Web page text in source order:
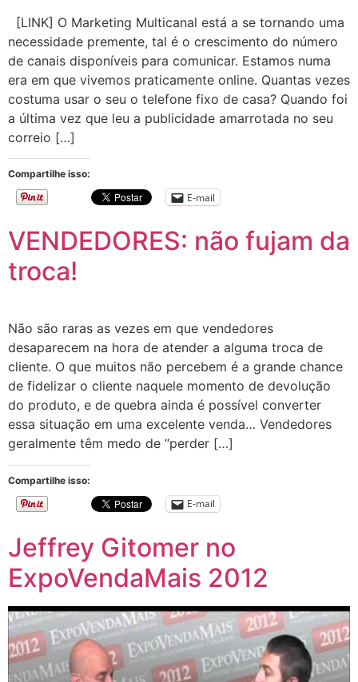
[LINK] O Marketing Multicanal está a se tornando uma
necessidade premente, tal é o crescimento do número
de canais disponíveis para comunicar. Estamos numa
era em que vivemos praticamente online. Quantas vezes
costuma usar o seu o telefone fixo de casa? Quando foi
a última vez que leu a publicidade amarrotada no seu
correio […]
Compartilhe isso:
E-mail
VENDEDORES: não fujam da
troca!
Não são raras as vezes em que vendedores
desaparecem na hora de atender a alguma troca de
cliente. O que muitos não percebem é a grande chance
de fidelizar o cliente naquele momento de devolução
do produto, e de quebra ainda é possível converter
essa situação em uma excelente venda… Vendedores
geralmente têm medo de “perder […]
Compartilhe isso:
E-mail
Jeffrey Gitomer no
ExpoVendaMais 2012